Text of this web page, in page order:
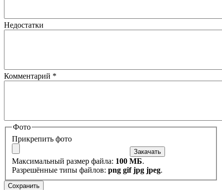
Недостатки
Комментарий *
Фото
Прикрепить фото
Максимальный размер файла: 100 МБ.
Разрешённые типы файлов: png gif jpg jpeg.